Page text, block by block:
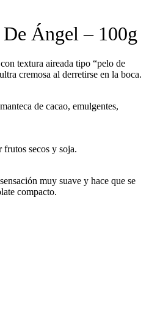
Ángel – 100g
textura aireada tipo “pelo de
cremosa al derretirse en la boca.
de cacao, emulgentes,
frutos secos y soja.
muy suave y hace que se
compacto.